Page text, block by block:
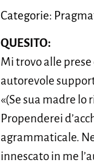
Categorie:
QUESITO:
Mi trovo alle
autorevole
«(Se sua madre
Propenderei
agrammaticale.
innescato in me